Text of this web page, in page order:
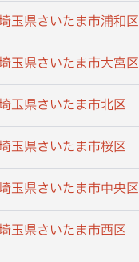
玉県さいたま市浦和区
玉県さいたま市大宮区
玉県さいたま市北区
玉県さいたま市桜区
玉県さいたま市中央区
玉県さいたま市西区